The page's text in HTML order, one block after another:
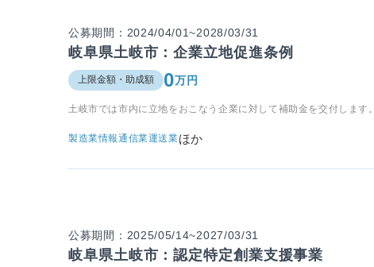
公募期間：2024/04/01~2028/03/31
岐阜県土岐市：企業立地促進条例
上限金額・助成額 0万円
土岐市では市内に立地をおこなう企業に対して補助金を交付します。
製造業情報通信業運送業ほか
公募期間：2025/05/14~2027/03/31
岐阜県土岐市：認定特定創業支援事業